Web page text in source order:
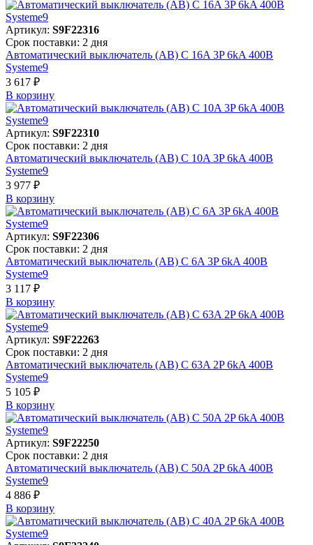
Артикул: S9F22316
Срок поставки: 2 дня
Автоматический выключатель (АВ) C 16A 3P 6kA 400В
Systeme9
3 617 ₽
В корзинy
Артикул: S9F22310
Срок поставки: 2 дня
Автоматический выключатель (АВ) C 10A 3P 6kA 400В
Systeme9
3 977 ₽
В корзинy
Артикул: S9F22306
Срок поставки: 2 дня
Автоматический выключатель (АВ) C 6A 3P 6kA 400В
Systeme9
3 117 ₽
В корзинy
Артикул: S9F22263
Срок поставки: 2 дня
Автоматический выключатель (АВ) C 63A 2P 6kA 400В
Systeme9
5 105 ₽
В корзинy
Артикул: S9F22250
Срок поставки: 2 дня
Автоматический выключатель (АВ) C 50A 2P 6kA 400В
Systeme9
4 886 ₽
В корзинy